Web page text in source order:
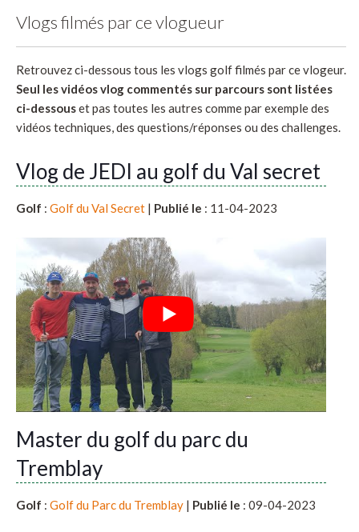
Vlogs filmés par ce vlogueur
Retrouvez ci-dessous tous les vlogs golf filmés par ce vlogeur.
Seul les vidéos vlog commentés sur parcours sont listées
ci-dessouset pas toutes les autres comme par exemple des
vidéos techniques, des questions/réponses ou des challenges.
Vlog de JEDI au golf du Val secret
Golf : Golf du Val Secret | Publié le : 11-04-2023
Master du golf du parc du
Tremblay
Golf : Golf du Parc du Tremblay | Publié le : 09-04-2023